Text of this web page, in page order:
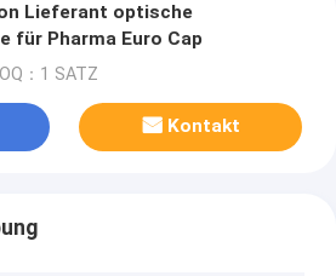
Lieferant optische
für Pharma Euro Cap
：1 SATZ
Kontakt